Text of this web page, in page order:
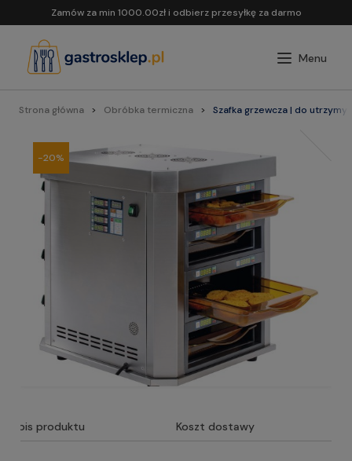
Zamów za min 1000.00zł i odbierz przesyłkę za darmo
Strona główna Obróbka termiczna Szafka grzewcza | do
-20%
Opis produktu Koszt dostawy